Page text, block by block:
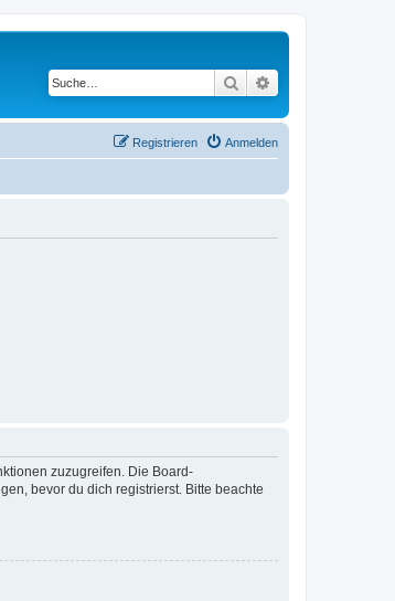
Suche
Anmelden
Registrieren
zuzugreifen. Die Board-
bevor du dich registrierst. Bitte beachte